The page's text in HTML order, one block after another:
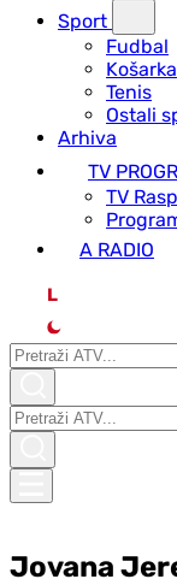
Sport
Fudbal
Košarka
Tenis
Ostali
Arhiva
TV
ТV
A RADIO
L
Jovana